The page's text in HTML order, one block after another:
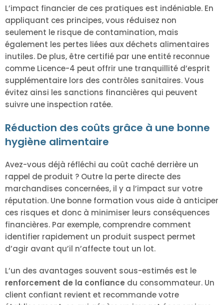
L’impact financier de ces pratiques est indéniable. En
appliquant ces principes, vous réduisez non
seulement le risque de contamination, mais
également les pertes liées aux déchets alimentaires
inutiles. De plus, être certifié par une entité reconnue
comme Licence-4 peut offrir une tranquillité d’esprit
supplémentaire lors des contrôles sanitaires. Vous
évitez ainsi les sanctions financières qui peuvent
suivre une inspection ratée.
Réduction des coûts grâce à une bonne
hygiène alimentaire
Avez-vous déjà réfléchi au coût caché derrière un
rappel de produit ? Outre la perte directe des
marchandises concernées, il y a l’impact sur votre
réputation. Une bonne formation vous aide à anticiper
ces risques et donc à minimiser leurs conséquences
financières. Par exemple, comprendre comment
identifier rapidement un produit suspect permet
d’agir avant qu’il n’affecte tout un lot.
L’un des avantages souvent sous-estimés est le
renforcement de la confiance du consommateur. Un
client confiant revient et recommande votre